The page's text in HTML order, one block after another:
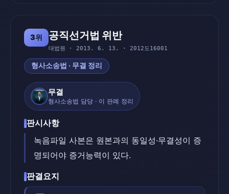
3위 공직선거법 위반
대법원 · 2013. 6. 13. · 2012도16001
형사소송법 · 무결 정리
무결
형사소송법 담당 · 이 판례 정리
판시사항
녹음파일 사본은 원본과의 동일성·무결성이 증
명되어야 증거능력이 있다.
판결요지